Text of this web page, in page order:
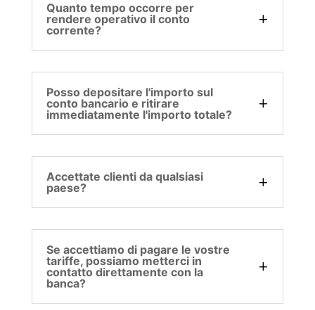
Quanto tempo occorre per
rendere operativo il conto
corrente?
Posso depositare l'importo sul
conto bancario e ritirare
immediatamente l'importo totale?
Accettate clienti da qualsiasi
paese?
Se accettiamo di pagare le vostre
tariffe, possiamo metterci in
contatto direttamente con la
banca?